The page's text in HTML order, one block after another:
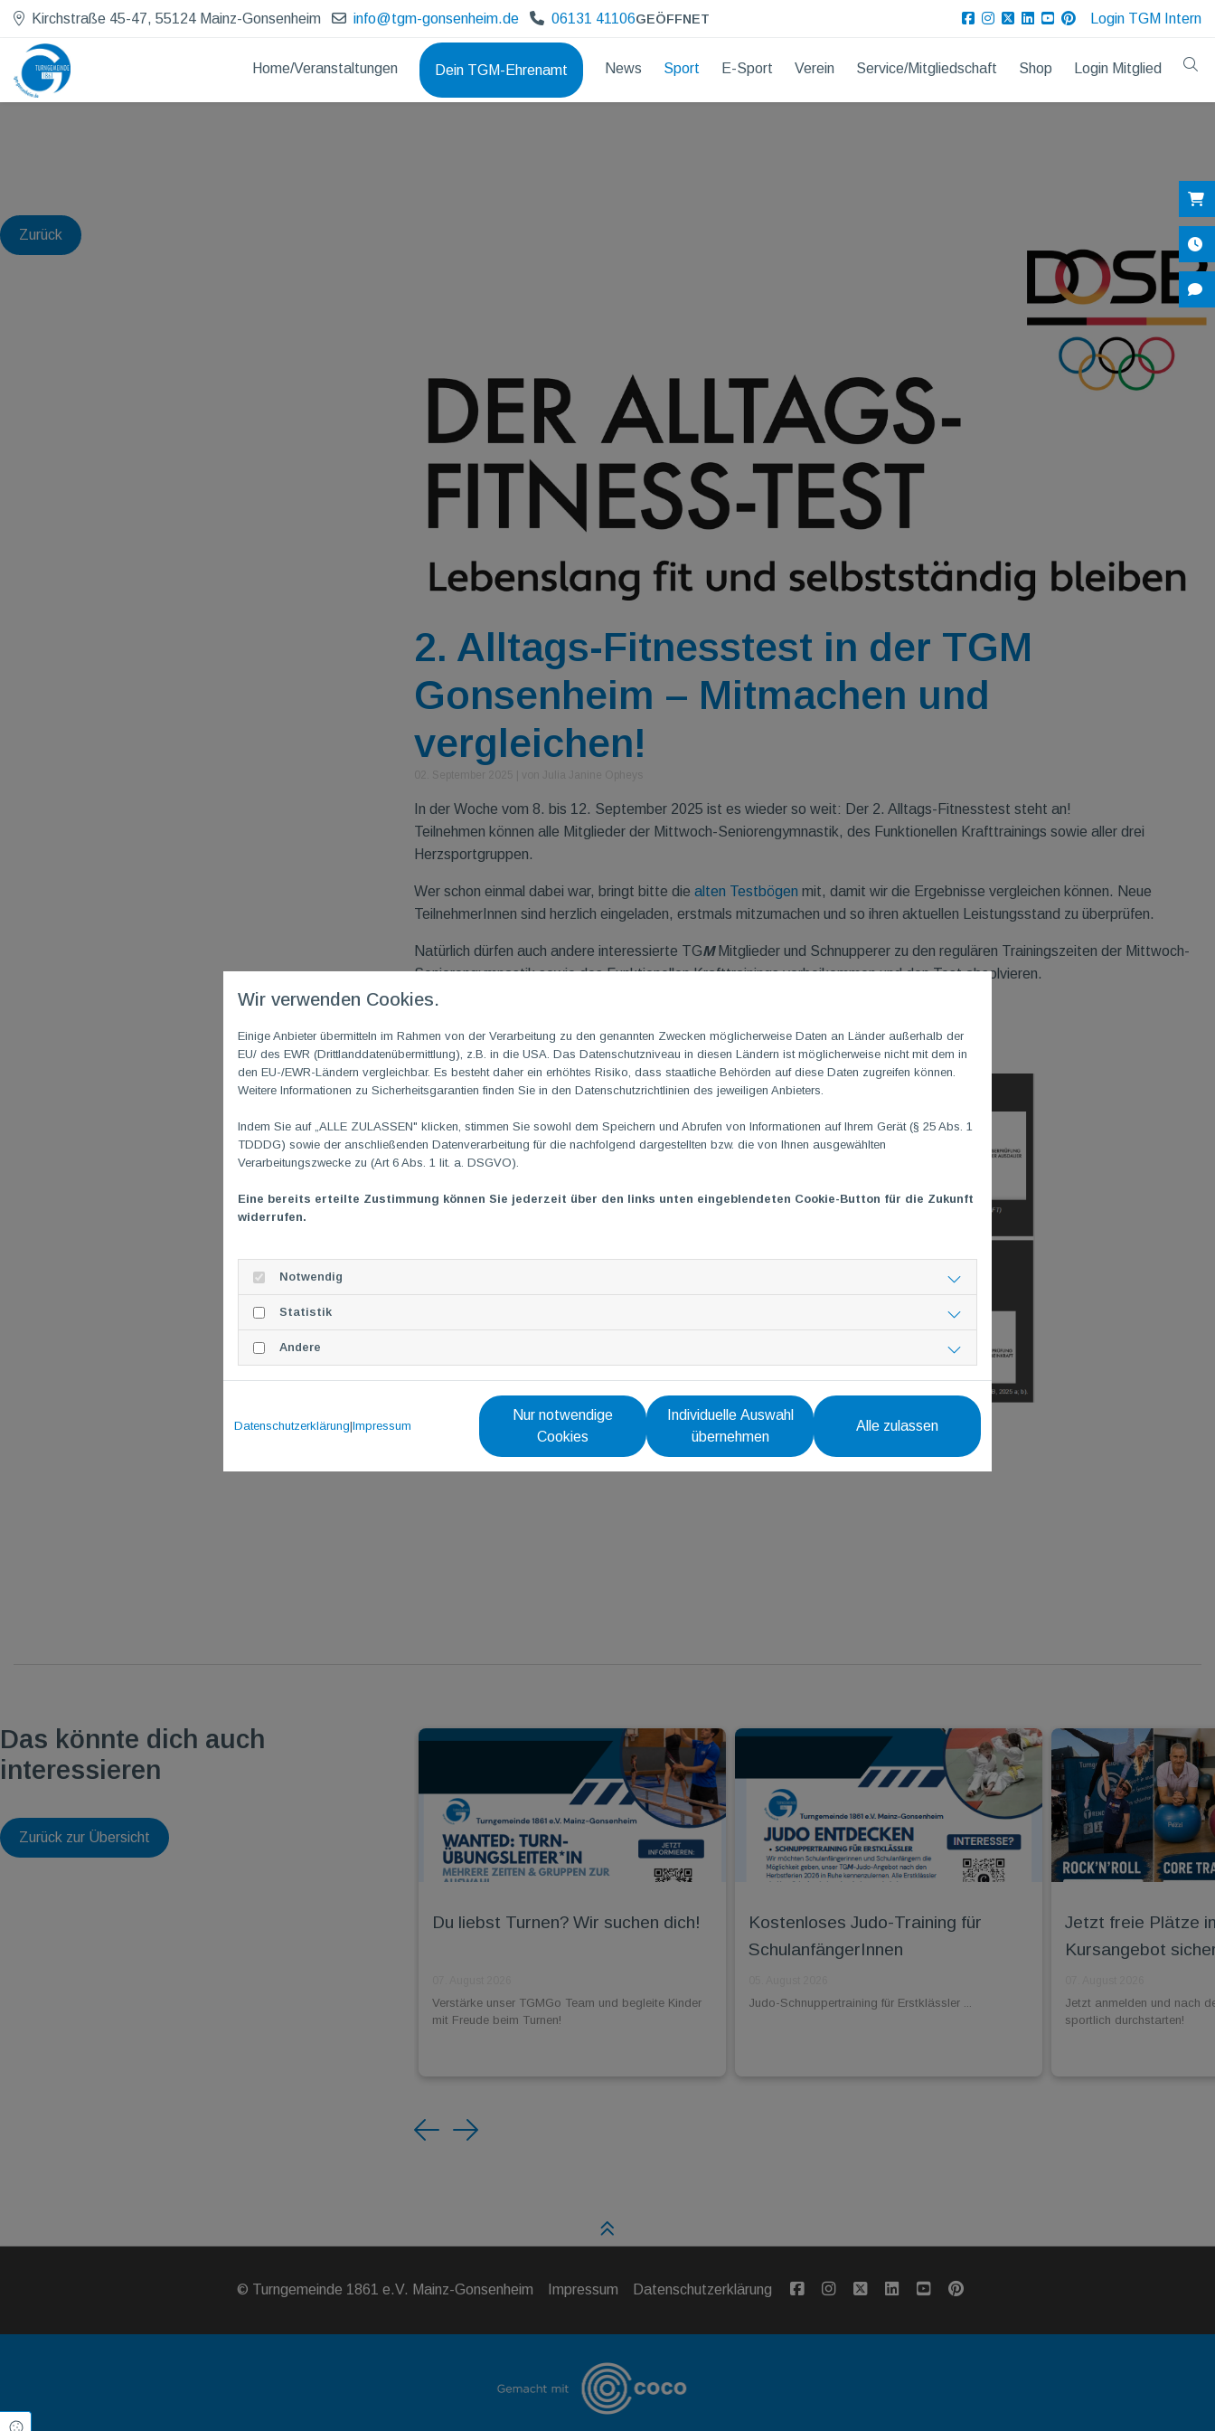
Kirchstraße 45-47, 55124 Mainz-Gonsenheim info@tgm-gonsenheim.de 06131 41106GEÖFFNET Login TGM Intern
Home/Veranstaltungen Dein TGM-Ehrenamt News Sport E-Sport Verein Service/Mitgliedschaft Shop Login Mitglied
Zurück
2. Alltags-Fitnesstest in der TGM
Gonsenheim – Mitmachen und
vergleichen!
In der Woche vom 8. bis 12. September 2025 ist es wieder so weit: Der 2. Alltags-Fitnesstest steht an!
Teilnehmen können alle Mitglieder der Mittwoch-Seniorengymnastik, des Funktionellen Krafttrainings sowie aller drei
Herzsportgruppen.
Wer schon einmal dabei war, bringt bitte die alten Testbögen mit, damit wir die Ergebnisse vergleichen können. Neue
TeilnehmerInnen sind herzlich eingeladen, erstmals mitzumachen und so ihren aktuellen Leistungsstand zu überprüfen.
Natürlich dürfen auch andere interessierte TGM Mitglieder und Schnupperer zu den regulären Trainingszeiten der Mittwoch-
Seniorengymnastik sowie des Funktionellen Krafttrainings vorbeikommen und den Test absolvieren.
Wir freuen uns auf eine aktive Woche voller Motivation und spannender Vergleiche!
Das könnte dich auch
interessieren
Zurück zur Übersicht
Du liebst Turnen? Wir suchen dich!
Verstärke unser TGMGo Team und begleite Kinder
mit Freude beim Turnen!
Kostenloses Judo-Training für
SchulanfängerInnen
Judo-Schnuppertraining für Erstklässler ...
Jetzt freie Plätze
Kursangebot
Jetzt anmelden und nach
sportlich durchstarten!
Previous
Next
© Turngemeinde 1861 e.V. Mainz-Gonsenheim Impressum Datenschutzerklärung
Wir verwenden Cookies.
Einige Anbieter übermitteln im Rahmen von der Verarbeitung zu den genannten Zwecken möglicherweise Daten an Länder außerhalb der
EU/ des EWR (Drittlanddatenübermittlung), z.B. in die USA. Das Datenschutzniveau in diesen Ländern ist möglicherweise nicht mit dem in
den EU-/EWR-Ländern vergleichbar. Es besteht daher ein erhöhtes Risiko, dass staatliche Behörden auf diese Daten zugreifen können.
Weitere Informationen zu Sicherheitsgarantien finden Sie in den Datenschutzrichtlinien des jeweiligen Anbieters.
Indem Sie auf „ALLE ZULASSEN" klicken, stimmen Sie sowohl dem Speichern und Abrufen von Informationen auf Ihrem Gerät (§ 25 Abs. 1
TDDDG) sowie der anschließenden Datenverarbeitung für die nachfolgend dargestellten bzw. die von Ihnen ausgewählten
Verarbeitungszwecke zu (Art 6 Abs. 1 lit. a. DSGVO).
Eine bereits erteilte Zustimmung können Sie jederzeit über den links unten eingeblendeten Cookie-Button für die Zukunft
widerrufen.
Notwendig
Statistik
Andere
Datenschutzerklärung|Impressum
Nur notwendige
Cookies
Individuelle Auswahl
übernehmen
Alle zulassen